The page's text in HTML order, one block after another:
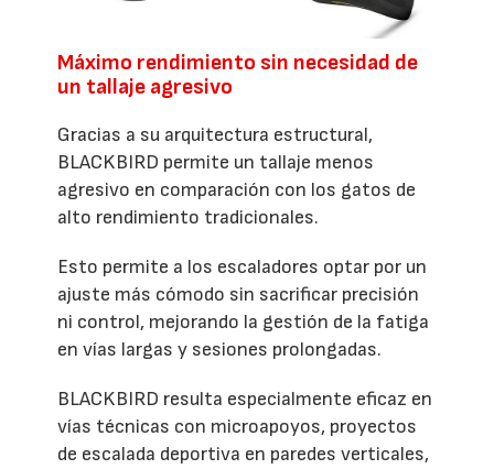
Máximo rendimiento sin necesidad de
un tallaje agresivo
Gracias a su arquitectura estructural,
BLACKBIRD permite un tallaje menos
agresivo en comparación con los gatos de
alto rendimiento tradicionales.
Esto permite a los escaladores optar por un
ajuste más cómodo sin sacrificar precisión
ni control, mejorando la gestión de la fatiga
en vías largas y sesiones prolongadas.
BLACKBIRD resulta especialmente eficaz en
vías técnicas con microapoyos, proyectos
de escalada deportiva en paredes verticales,